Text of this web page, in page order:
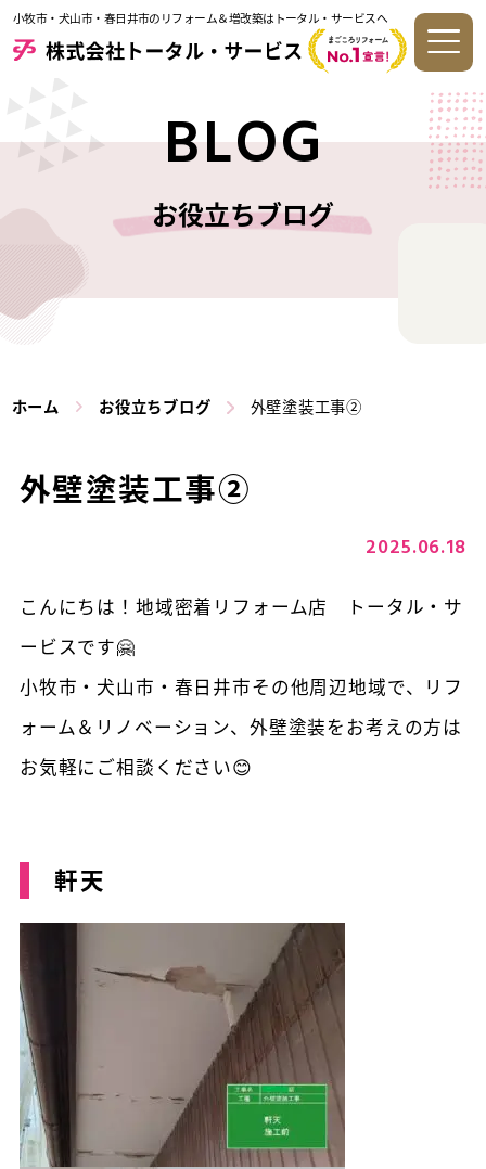
小牧市・犬山市・春日井市のリフォーム＆増改築はトータル・サービスへ
BLOG
お役立ちブログ
ホーム お役立ちブログ 外壁塗装工事②
外壁塗装工事②
2025.06.18
こんにちは！地域密着リフォーム店 トータル・サ
ービスです🤗
小牧市・犬山市・春日井市その他周辺地域で、リフ
ォーム＆リノベーション、外壁塗装をお考えの方は
お気軽にご相談ください😊
軒天